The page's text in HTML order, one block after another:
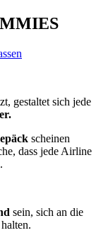
gestaltet sich jede
scheinen
dass jede Airline
sein, sich an die